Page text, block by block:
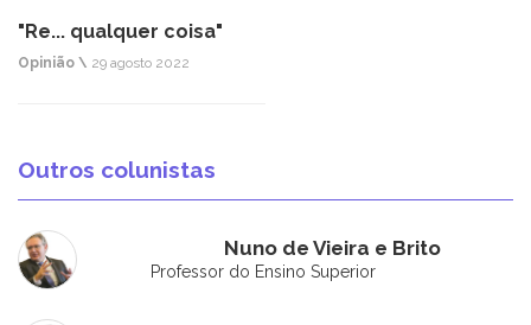
"Re... qualquer coisa"
Opinião \ 29 agosto 2022
Outros colunistas
Nuno de Vieira e Brito
Professor do Ensino Superior